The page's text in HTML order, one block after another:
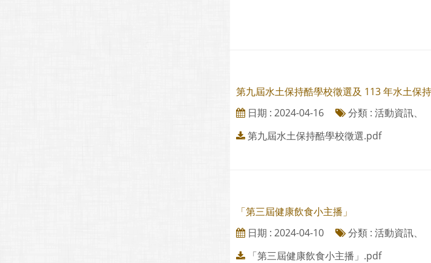
第九屆水土保持酷學校徵選及 113 年水土保
日期 : 2024-04-16
分類 : 活動資訊、
第九屆水土保持酷學校徵選.pdf
「第三屆健康飲食小主播」
日期 : 2024-04-10
分類 : 活動資訊、
「第三屆健康飲食小主播」.pdf